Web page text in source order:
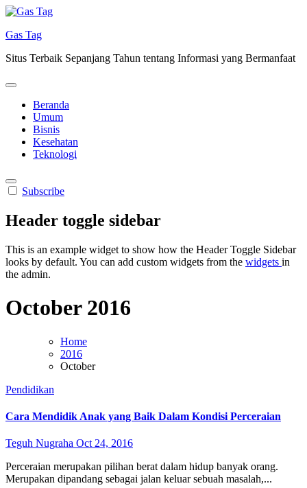
Skip
content
Gas Tag
Situs Terbaik Sepanjang Tahun tentang Informasi yang Bermanfaat
Beranda
Umum
Bisnis
Kesehatan
Teknologi
Subscribe
Header toggle sidebar
This is an example widget to show how the Header Toggle Sidebar
looks by default. You can add custom widgets from the widgets in
the admin.
October 2016
Home
2016
October
Pendidikan
Cara Mendidik Anak yang Baik Dalam Kondisi Perceraian
Teguh Nugraha Oct 24, 2016
Perceraian merupakan pilihan berat dalam hidup banyak orang.
Merupakan dipandang sebagai jalan keluar sebuah masalah,...